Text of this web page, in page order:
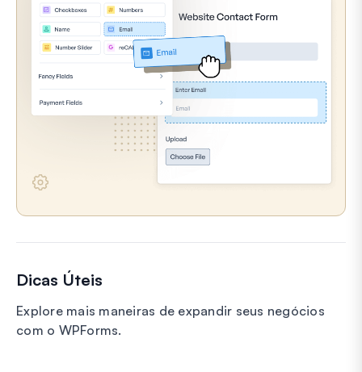
Dicas Úteis
Explore mais maneiras de expandir seus negócios
com o WPForms.